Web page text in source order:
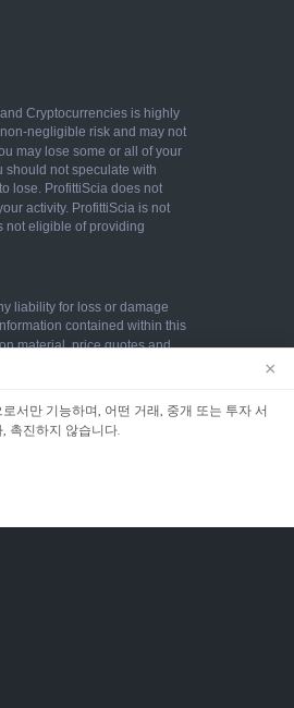
your browsing experience.
website, you agree to our use
×
서만 기능하며, 어떤 거래, 중개 또는 투자 서
촉진하지 않습니다.